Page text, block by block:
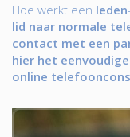
Hoe werkt een leden
lid naar normale
contact met een
hier het
online